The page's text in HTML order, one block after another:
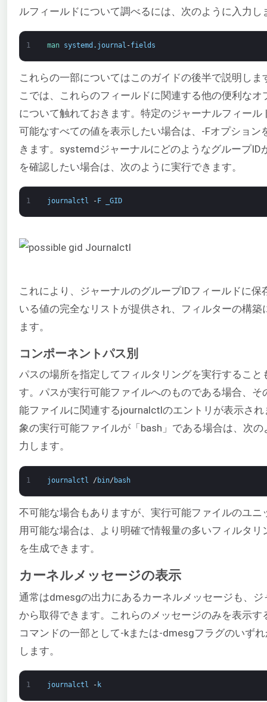
ルフィールドについて調べるには、次のように入力し
1 man systemd . journal -fields
これらの一部についてはこのガイドの後半で説明しま
こでは、これらのフィールドに関連する他の便利なオ
について触れておきます。特定のジャーナルフィール
可能なすべての値を表示したい場合は、-Fオプション
きます。systemdジャーナルにどのようなグループID
を確認したい場合は、次のように実行できます。
1 journalctl - F _GID
これにより、ジャーナルのグループIDフィールドに保
いる値の完全なリストが提供され、フィルターの構築
ます。
コンポーネントパス別
パスの場所を指定してフィルタリングを実行すること
す。パスが実行可能ファイルへのものである場合、そ
能ファイルに関連するjournalctlのエントリが表示され
象の実行可能ファイルが「bash」である場合は、次の
力します。
1 journalctl / bin/ bash
不可能な場合もありますが、実行可能ファイルのユニ
用可能な場合は、より明確で情報量の多いフィルタリ
を生成できます。
カーネルメッセージの表示
通常はdmesgの出力にあるカーネルメッセージも、ジ
から取得できます。これらのメッセージのみを表示す
コマンドの一部として-kまたは-dmesgフラグのいず
します。
1 journalctl - k